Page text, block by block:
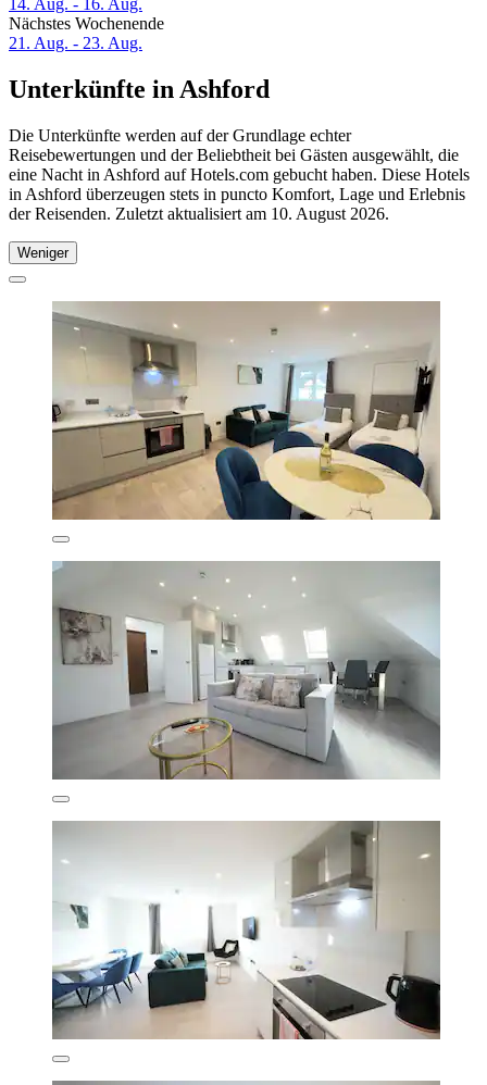
14. Aug. - 16. Aug.
Nächstes Wochenende
21. Aug. - 23. Aug.
Unterkünfte in Ashford
Die Unterkünfte werden auf der Grundlage echter
Reisebewertungen und der Beliebtheit bei Gästen ausgewählt, die
eine Nacht in Ashford auf Hotels.com gebucht haben. Diese Hotels
in Ashford überzeugen stets in puncto Komfort, Lage und Erlebnis
der Reisenden. Zuletzt aktualisiert am 10. August 2026.
Weniger